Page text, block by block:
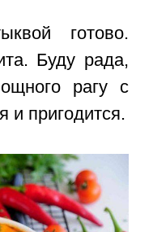
готово.
Буду рада,
рагу с
и пригодится.